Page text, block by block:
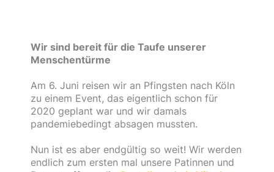
Wir sind bereit für die Taufe unserer
Menschentürme
Am 6. Juni reisen wir an Pfingsten nach Köln
zu einem Event, das eigentlich schon für
2020 geplant war und wir damals
pandemiebedingt absagen mussten.
Nun ist es aber endgültig so weit! Wir werden
endlich zum ersten mal unsere Patinnen und